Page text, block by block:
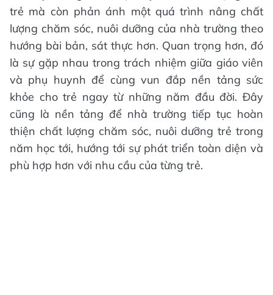
trẻ mà còn phản ánh một quá trình nâng chất
lượng chăm sóc, nuôi dưỡng của nhà trường theo
hướng bài bản, sát thực hơn. Quan trọng hơn, đó
là sự gặp nhau trong trách nhiệm giữa giáo viên
và phụ huynh để cùng vun đắp nền tảng sức
khỏe cho trẻ ngay từ những năm đầu đời. Đây
cũng là nền tảng để nhà trường tiếp tục hoàn
thiện chất lượng chăm sóc, nuôi dưỡng trẻ trong
năm học tới, hướng tới sự phát triển toàn diện và
phù hợp hơn với nhu cầu của từng trẻ.